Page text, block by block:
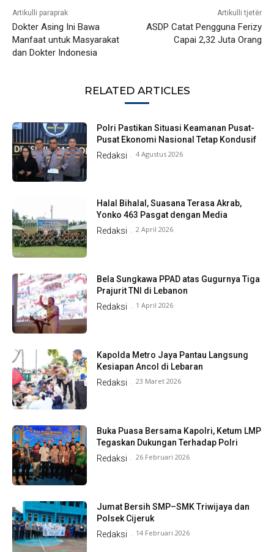
Artikulli paraprak
Dokter Asing Ini Bawa
Manfaat untuk Masyarakat
dan Dokter Indonesia
Artikulli tjetër
ASDP Catat Pengguna Ferizy
Capai 2,32 Juta Orang
RELATED ARTICLES
Polri Pastikan Situasi Keamanan Pusat-
Pusat Ekonomi Nasional Tetap Kondusif
Redaksi - 4 Agustus 2026
Halal Bihalal, Suasana Terasa Akrab,
Yonko 463 Pasgat dengan Media
Redaksi - 2 April 2026
Bela Sungkawa PPAD atas Gugurnya Tiga
Prajurit TNI di Lebanon
Redaksi - 1 April 2026
Kapolda Metro Jaya Pantau Langsung
Kesiapan Ancol di Lebaran
Redaksi - 23 Maret 2026
Buka Puasa Bersama Kapolri, Ketum LMP
Tegaskan Dukungan Terhadap Polri
Redaksi - 26 Februari 2026
Jumat Bersih SMP–SMK Triwijaya dan
Polsek Cijeruk
Redaksi - 14 Februari 2026